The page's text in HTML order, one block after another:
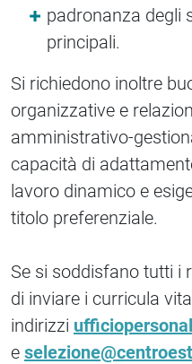
padronanza degli
principali.
Si richiedono inoltre
organizzative e
amministrativo-
capacità di
lavoro dinamico e
titolo preferenziale.
Se si soddisfano tutti i
di inviare i curricula
indirizzi
e